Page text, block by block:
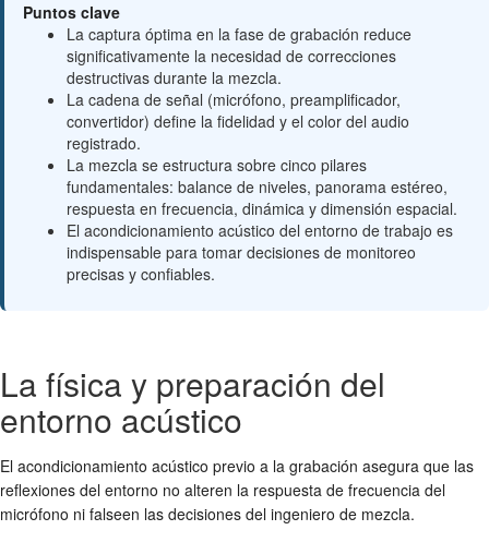
Puntos clave
La captura óptima en la fase de grabación reduce
significativamente la necesidad de correcciones
destructivas durante la mezcla.
La cadena de señal (micrófono, preamplificador,
convertidor) define la fidelidad y el color del audio
registrado.
La mezcla se estructura sobre cinco pilares
fundamentales: balance de niveles, panorama estéreo,
respuesta en frecuencia, dinámica y dimensión espacial.
El acondicionamiento acústico del entorno de trabajo es
indispensable para tomar decisiones de monitoreo
precisas y confiables.
La física y preparación del
entorno acústico
El acondicionamiento acústico previo a la grabación asegura que las
reflexiones del entorno no alteren la respuesta de frecuencia del
micrófono ni falseen las decisiones del ingeniero de mezcla.